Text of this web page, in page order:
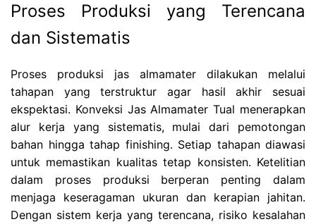
Proses Produksi yang Terencana
dan Sistematis
Proses produksi jas almamater dilakukan melalui
tahapan yang terstruktur agar hasil akhir sesuai
ekspektasi. Konveksi Jas Almamater Tual menerapkan
alur kerja yang sistematis, mulai dari pemotongan
bahan hingga tahap finishing. Setiap tahapan diawasi
untuk memastikan kualitas tetap konsisten. Ketelitian
dalam proses produksi berperan penting dalam
menjaga keseragaman ukuran dan kerapian jahitan.
Dengan sistem kerja yang terencana, risiko kesalahan